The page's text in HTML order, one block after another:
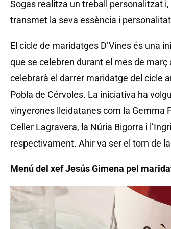
Sogas realitza un treball personalitzat
transmet la seva essència i
El cicle de maridatges D’Vines és una
que se celebren durant el mes de
celebrarà el darrer maridatge del cicle
Pobla de Cérvoles. La iniciativa ha
vinyerones lleidatanes com la Gemma
Celler Lagravera, la Núria Bigorra i
respectivament. Ahir va ser el torn de
Menú del xef Jesús Gimena pel